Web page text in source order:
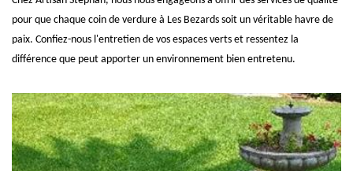
pour que chaque coin de verdure à Les Bezards soit un véritable havre de
paix. Confiez-nous l'entretien de vos espaces verts et ressentez la
différence que peut apporter un environnement bien entretenu.